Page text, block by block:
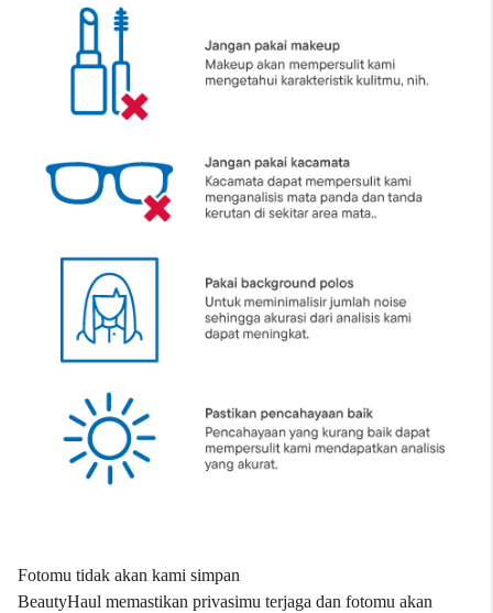
Fotomu tidak akan kami simpan
BeautyHaul memastikan privasimu terjaga dan fotomu akan